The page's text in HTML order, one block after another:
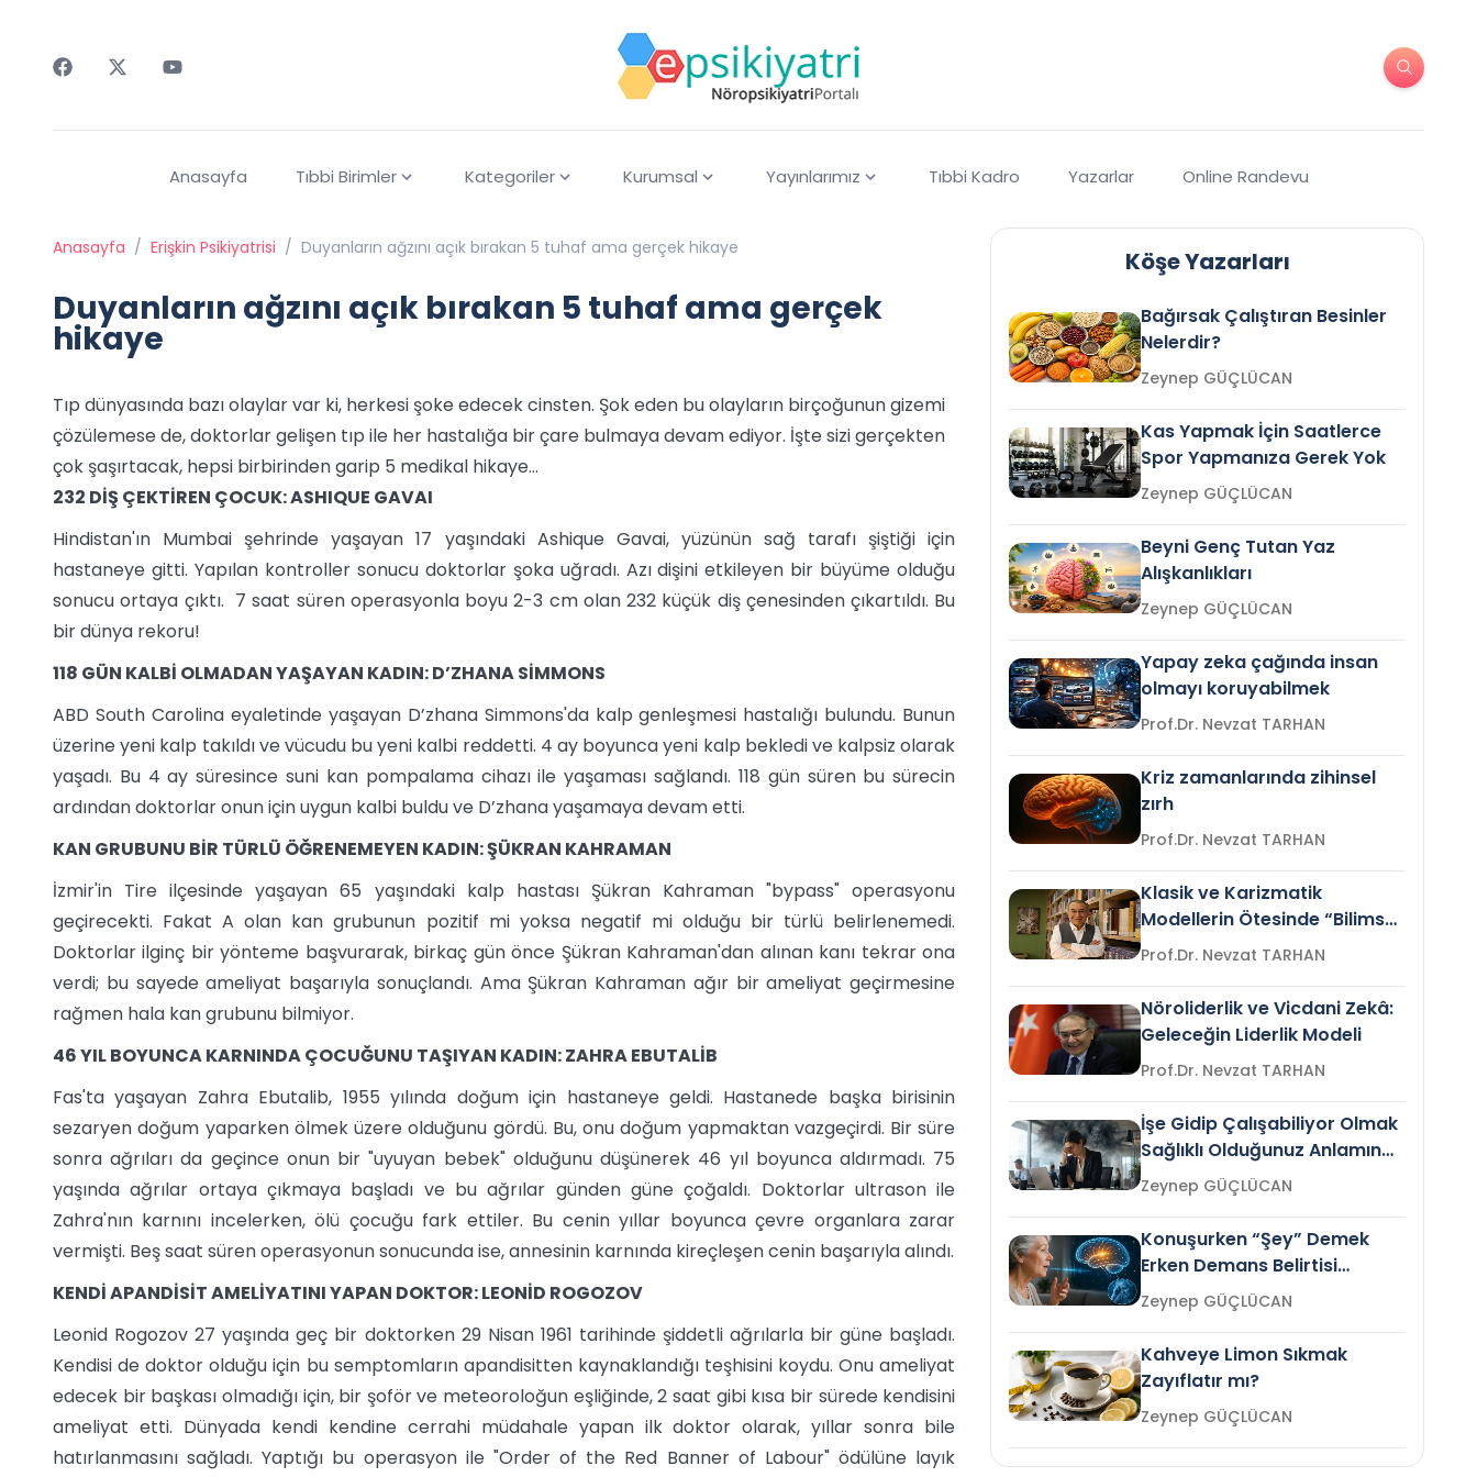
Anasayfa Tıbbi Birimler Kategoriler Kurumsal Yayınlarımız Tıbbi Kadro Yazarlar Online Randevu
Anasayfa / Erişkin Psikiyatrisi / Duyanların ağzını açık bırakan 5 tuhaf ama gerçek hikaye
Duyanların ağzını açık bırakan 5 tuhaf ama gerçek
hikaye
Tıp dünyasında bazı olaylar var ki, herkesi şoke edecek cinsten. Şok eden bu olayların birçoğunun gizemi
çözülemese de, doktorlar gelişen tıp ile her hastalığa bir çare bulmaya devam ediyor. İşte sizi gerçekten
çok şaşırtacak, hepsi birbirinden garip 5 medikal hikaye…
232 DİŞ ÇEKTİREN ÇOCUK: ASHIQUE GAVAI
Hindistan'ın Mumbai şehrinde yaşayan 17 yaşındaki Ashique Gavai, yüzünün sağ tarafı şiştiği için
hastaneye gitti. Yapılan kontroller sonucu doktorlar şoka uğradı. Azı dişini etkileyen bir büyüme olduğu
sonucu ortaya çıktı. 7 saat süren operasyonla boyu 2-3 cm olan 232 küçük diş çenesinden çıkartıldı. Bu
bir dünya rekoru!
118 GÜN KALBİ OLMADAN YAŞAYAN KADIN: D’ZHANA SİMMONS
ABD South Carolina eyaletinde yaşayan D’zhana Simmons'da kalp genleşmesi hastalığı bulundu. Bunun
üzerine yeni kalp takıldı ve vücudu bu yeni kalbi reddetti. 4 ay boyunca yeni kalp bekledi ve kalpsiz olarak
yaşadı. Bu 4 ay süresince suni kan pompalama cihazı ile yaşaması sağlandı. 118 gün süren bu sürecin
ardından doktorlar onun için uygun kalbi buldu ve D’zhana yaşamaya devam etti.
KAN GRUBUNU BİR TÜRLÜ ÖĞRENEMEYEN KADIN: ŞÜKRAN KAHRAMAN
İzmir'in Tire ilçesinde yaşayan 65 yaşındaki kalp hastası Şükran Kahraman "bypass" operasyonu
geçirecekti. Fakat A olan kan grubunun pozitif mi yoksa negatif mi olduğu bir türlü belirlenemedi.
Doktorlar ilginç bir yönteme başvurarak, birkaç gün önce Şükran Kahraman'dan alınan kanı tekrar ona
verdi; bu sayede ameliyat başarıyla sonuçlandı. Ama Şükran Kahraman ağır bir ameliyat geçirmesine
rağmen hala kan grubunu bilmiyor.
46 YIL BOYUNCA KARNINDA ÇOCUĞUNU TAŞIYAN KADIN: ZAHRA EBUTALİB
Fas'ta yaşayan Zahra Ebutalib, 1955 yılında doğum için hastaneye geldi. Hastanede başka birisinin
sezaryen doğum yaparken ölmek üzere olduğunu gördü. Bu, onu doğum yapmaktan vazgeçirdi. Bir süre
sonra ağrıları da geçince onun bir "uyuyan bebek" olduğunu düşünerek 46 yıl boyunca aldırmadı. 75
yaşında ağrılar ortaya çıkmaya başladı ve bu ağrılar günden güne çoğaldı. Doktorlar ultrason ile
Zahra'nın karnını incelerken, ölü çocuğu fark ettiler. Bu cenin yıllar boyunca çevre organlara zarar
vermişti. Beş saat süren operasyonun sonucunda ise, annesinin karnında kireçleşen cenin başarıyla alındı.
KENDİ APANDİSİT AMELİYATINI YAPAN DOKTOR: LEONİD ROGOZOV
Leonid Rogozov 27 yaşında geç bir doktorken 29 Nisan 1961 tarihinde şiddetli ağrılarla bir güne başladı.
Kendisi de doktor olduğu için bu semptomların apandisitten kaynaklandığı teşhisini koydu. Onu ameliyat
edecek bir başkası olmadığı için, bir şoför ve meteoroloğun eşliğinde, 2 saat gibi kısa bir sürede kendisini
ameliyat etti. Dünyada kendi kendine cerrahi müdahale yapan ilk doktor olarak, yıllar sonra bile
hatırlanmasını sağladı. Yaptığı bu operasyon ile "Order of the Red Banner of Labour" ödülüne layık
Köşe Yazarları
Bağırsak Çalıştıran Besinler
Nelerdir?
Zeynep GÜÇLÜCAN
Kas Yapmak İçin Saatlerce
Spor Yapmanıza Gerek Yok
Zeynep GÜÇLÜCAN
Beyni Genç Tutan Yaz
Alışkanlıkları
Zeynep GÜÇLÜCAN
Yapay zeka çağında insan
olmayı koruyabilmek
Prof.Dr. Nevzat TARHAN
Kriz zamanlarında zihinsel
zırh
Prof.Dr. Nevzat TARHAN
Klasik ve Karizmatik
Modellerin Ötesinde “Bilimsel
Liderlik”
Prof.Dr. Nevzat TARHAN
Nöroliderlik ve Vicdani Zekâ:
Geleceğin Liderlik Modeli
Prof.Dr. Nevzat TARHAN
İşe Gidip Çalışabiliyor Olmak
Sağlıklı Olduğunuz Anlamına
Gelir mi?Zeynep GÜÇLÜCAN
Konuşurken “Şey” Demek
Erken Demans Belirtisi
Olabilir mi?Zeynep GÜÇLÜCAN
Kahveye Limon Sıkmak
Zayıflatır mı?
Zeynep GÜÇLÜCAN